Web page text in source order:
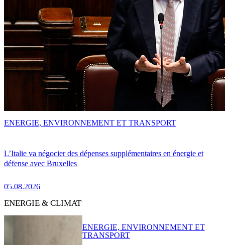
L’Italie va négocier des dépenses supplémentaires en énergie et
défense avec Bruxelles
05.08.2026
ENERGIE, ENVIRONNEMENT ET TRANSPORT
ENERGIE & CLIMAT
ENERGIE, ENVIRONNEMENT ET
TRANSPORT